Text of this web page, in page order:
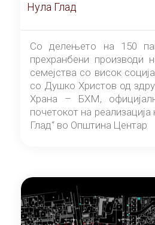
Нула Глад
Со делењето на 150
прехранбени производи
семејства со висок
со Душко Христов од
Храна – БХМ,
почетокот на
Глад“ во Општина Центар